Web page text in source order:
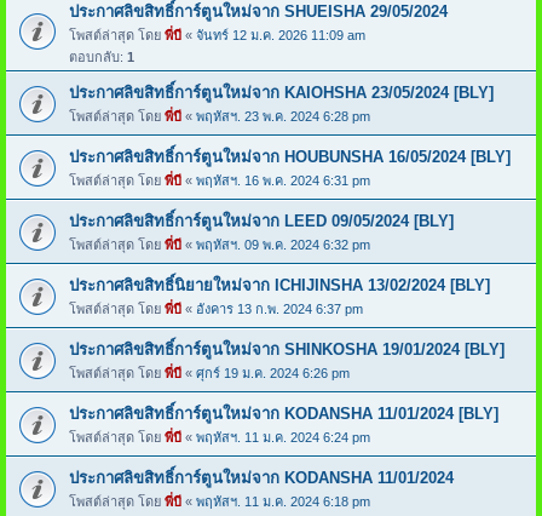
ประกาศลิขสิทธิ์การ์ตูนใหม่จาก SHUEISHA 29/05/2024
โพสต์ล่าสุด โดย พี่บี « จันทร์ 12 ม.ค. 2026 11:09 am
ตอบกลับ: 1
ประกาศลิขสิทธิ์การ์ตูนใหม่จาก KAIOHSHA 23/05/2024 [BLY]
โพสต์ล่าสุด โดย พี่บี « พฤหัสฯ. 23 พ.ค. 2024 6:28 pm
ประกาศลิขสิทธิ์การ์ตูนใหม่จาก HOUBUNSHA 16/05/2024 [BLY]
โพสต์ล่าสุด โดย พี่บี « พฤหัสฯ. 16 พ.ค. 2024 6:31 pm
ประกาศลิขสิทธิ์การ์ตูนใหม่จาก LEED 09/05/2024 [BLY]
โพสต์ล่าสุด โดย พี่บี « พฤหัสฯ. 09 พ.ค. 2024 6:32 pm
ประกาศลิขสิทธิ์นิยายใหม่จาก ICHIJINSHA 13/02/2024 [BLY]
โพสต์ล่าสุด โดย พี่บี « อังคาร 13 ก.พ. 2024 6:37 pm
ประกาศลิขสิทธิ์การ์ตูนใหม่จาก SHINKOSHA 19/01/2024 [BLY]
โพสต์ล่าสุด โดย พี่บี « ศุกร์ 19 ม.ค. 2024 6:26 pm
ประกาศลิขสิทธิ์การ์ตูนใหม่จาก KODANSHA 11/01/2024 [BLY]
โพสต์ล่าสุด โดย พี่บี « พฤหัสฯ. 11 ม.ค. 2024 6:24 pm
ประกาศลิขสิทธิ์การ์ตูนใหม่จาก KODANSHA 11/01/2024
โพสต์ล่าสุด โดย พี่บี « พฤหัสฯ. 11 ม.ค. 2024 6:18 pm